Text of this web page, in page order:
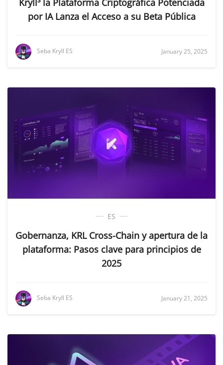
Kryll³ la Plataforma Criptográfica Potenciada
por IA Lanza el Acceso a su Beta Pública
Seba Kryll ES January 25, 2025
ES
Gobernanza, KRL Cross-Chain y apertura de la
plataforma: Pasos clave para principios de
2025
Seba Kryll ES January 21, 2025